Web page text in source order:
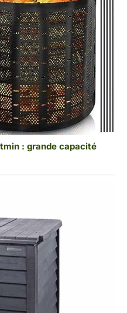
: grande capacité